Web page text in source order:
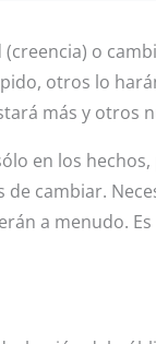
o
otros lo
más y otros
en los
cambiar.
a menudo.